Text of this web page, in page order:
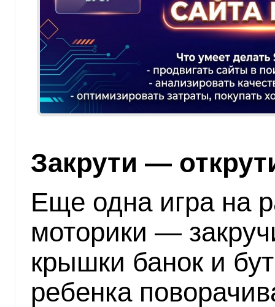
Закрути —
Еще одна игра на
моторики —
крышки банок и
ребенка